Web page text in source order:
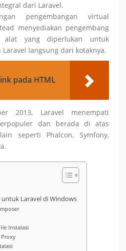
dari Laravel.
pengembangan virtual
menyediakan pengembang
alat yang diperlukan untuk
langsung dari kotaknya.
pada HTML
2013, Laravel menempati
dan berada di atas
seperti Phalcon, Symfony,
Laravel di Windows
Instalasi